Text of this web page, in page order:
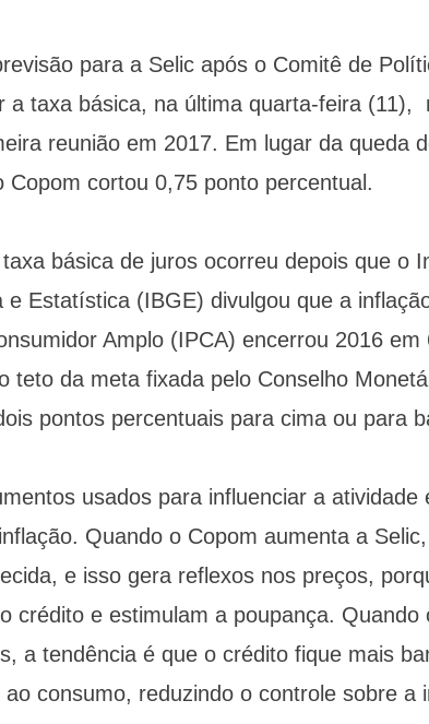
para a Selic após o Comitê de
a taxa básica, na última quarta-feira (11),
reunião em 2017. Em lugar da queda
Copom cortou 0,75 ponto percentual.
básica de juros ocorreu depois que o
e Estatística (IBGE) divulgou que a
Amplo (IPCA) encerrou 2016 em
teto da meta fixada pelo Conselho
pontos percentuais para cima ou para
usados para influenciar a atividade
Quando o Copom aumenta a
e isso gera reflexos nos preços,
crédito e estimulam a poupança. Quando
a tendência é que o crédito fique mais
consumo, reduzindo o controle sobre a